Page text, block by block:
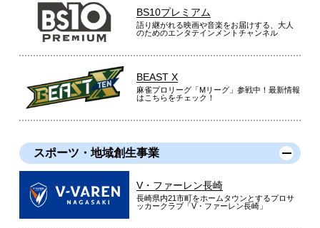
BS10プレミアム
語り継がれる映画や音楽をお届けする、大人
のためのエンタテインメントチャンネル
BEAST X
麻雀プロリーグ「Mリーグ」参戦中！最新情報
はこちらをチェック！
スポーツ・地域創生事業
V・ファーレン長崎
長崎県内21市町をホームタウンとするプロサ
ッカークラブ「V・ファーレン長崎」